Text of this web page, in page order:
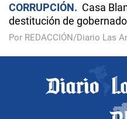
CORRUPCIÓN
Casa
destitución de
Por REDACCIÓN/Diario Las